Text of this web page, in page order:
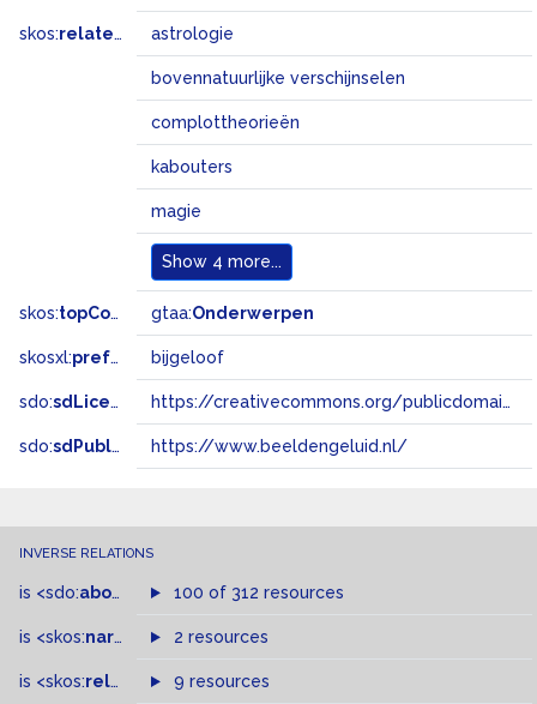
skos:related astrologie
bovennatuurlijke verschijnselen
complottheorieën
kabouters
magie
Show 4 more...
skos:topConceptOf gtaa:Onderwerpen
skosxl:prefLabel bijgeloof
sdo:sdLicense https://creativecommons.org/publicdomain/zero/1.0/
sdo:sdPublisher https://www.beeldengeluid.nl/
INVERSE RELATIONS
is <sdo:about of 100 of 312 resources
is <skos:narrowMatch >of
2 resources
is <skos:related > of
9 resources